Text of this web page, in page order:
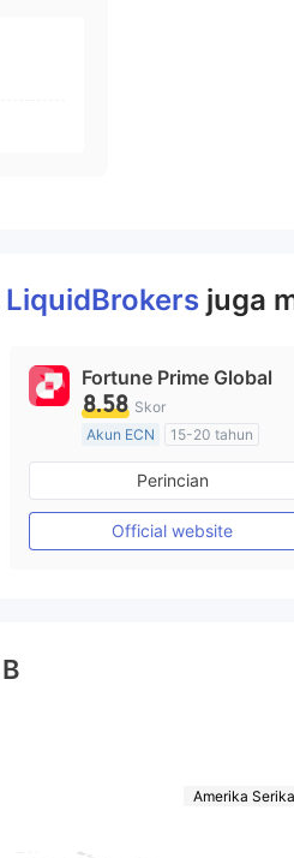
LiquidBrokers juga
Fortune Prime Global
8.58 Skor
Akun ECN
15-20 tahun
Diatur di Australia
Market Maker (MM)
Lisensi Penuh MT4
Perincian
Official website
B
Amerika